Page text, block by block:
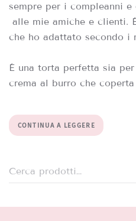
sempre per i compleanni
alle mie amiche e clienti.
che ho adattato secondo i
È una torta perfetta sia
crema al burro che
CONTINUA A LEGGERE
Cerca: